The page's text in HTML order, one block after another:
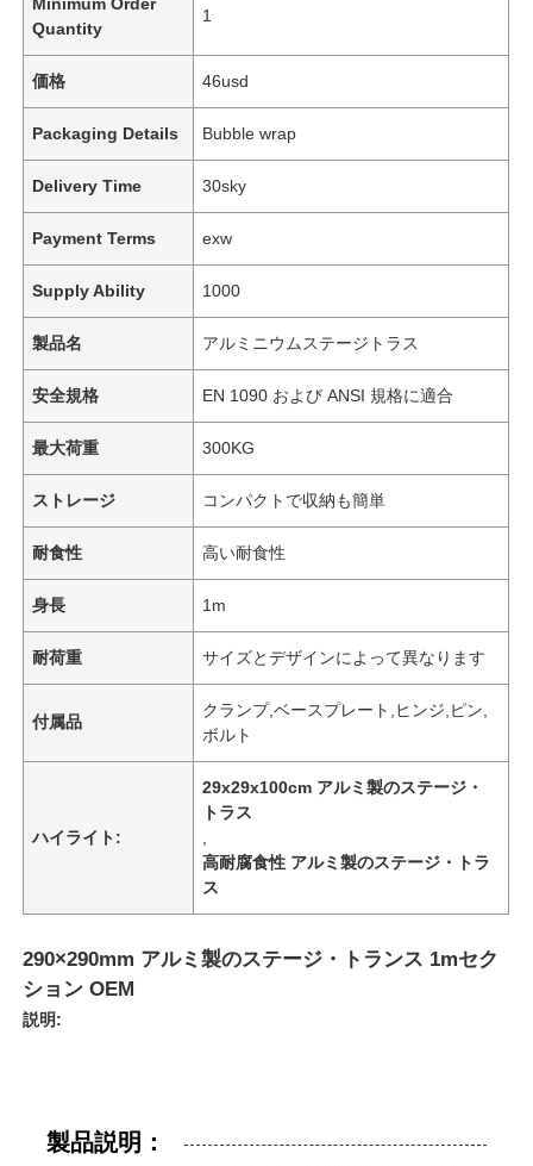
Quantity
1
価格 46usd
Packaging Details Bubble wrap
Delivery Time 30sky
Payment Terms exw
Supply Ability 1000
製品名 アルミニウムステージトラス
安全規格 EN 1090 および ANSI 規格に適合
最大荷重 300KG
ストレージ コンパクトで収納も簡単
耐食性 高い耐食性
身長 1m
耐荷重 サイズとデザインによって異なります
付属品
クランプ,ベースプレート,ヒンジ,ピン,
ボルト
ハイライト:
29x29x100cm アルミ製のステージ・
トラス
高耐腐食性 アルミ製のステージ・トラ
ス
290×290mm アルミ製のステージ・トランス 1mセク
ション OEM
説明:
製品説明：